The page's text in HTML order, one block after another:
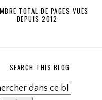
TOTAL DE PAGES VUES
DEPUIS 2012
SEARCH THIS BLOG